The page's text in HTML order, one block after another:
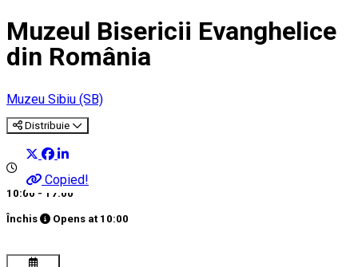
Muzeul Bisericii Evanghelice
din România
Muzeu Sibiu (SB)
Distribuie
Copied!
10:00 - 17:00
Închis Opens at 10:00